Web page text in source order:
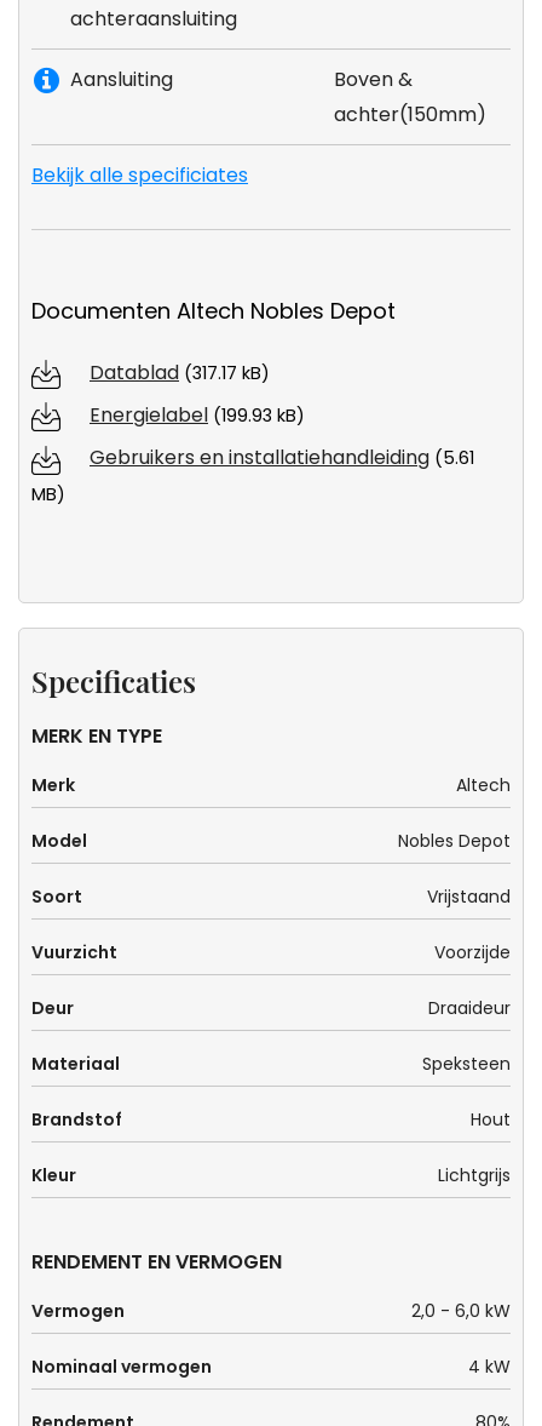
achteraansluiting
Aansluiting
Boven &
achter(150mm)
Bekijk alle specificiates
Documenten Altech Nobles Depot
Datablad (317.17 kB)
Energielabel (199.93 kB)
Gebruikers en installatiehandleiding (5.61
MB)
Specificaties
MERK EN TYPE
Merk Altech
Model Nobles Depot
Soort Vrijstaand
Vuurzicht Voorzijde
Deur Draaideur
Materiaal Speksteen
Brandstof Hout
Kleur Lichtgrijs
RENDEMENT EN VERMOGEN
Vermogen 2,0 - 6,0 kW
Nominaal vermogen 4 kW